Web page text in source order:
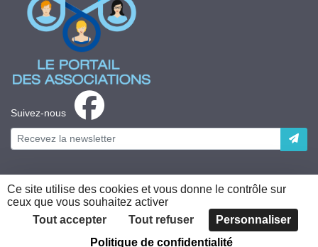
Suivez-nous
Plateforme développée en France par
Ce site utilise des cookies et vous donne le contrôle sur
ceux que vous souhaitez activer
Tout accepter
Tout refuser
Personnaliser
Politique de confidentialité